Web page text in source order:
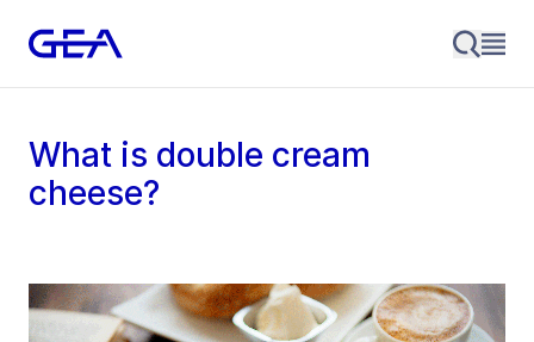
What is double cream
cheese?